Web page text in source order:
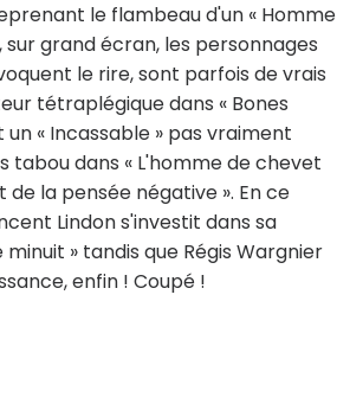
le flambeau d'un « Homme
grand écran, les personnages
le rire, sont parfois de vrais
tétraplégique dans « Bones
« Incassable » pas vraiment
dans « L'homme de chevet
la pensée négative ». En ce
Lindon s'investit dans sa
» tandis que Régis Wargnier
enfin ! Coupé !